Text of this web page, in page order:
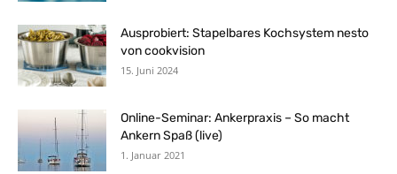
Ausprobiert: Stapelbares Kochsystem nesto
von cookvision
15. Juni 2024
Online-Seminar: Ankerpraxis – So macht
Ankern Spaß (live)
1. Januar 2021